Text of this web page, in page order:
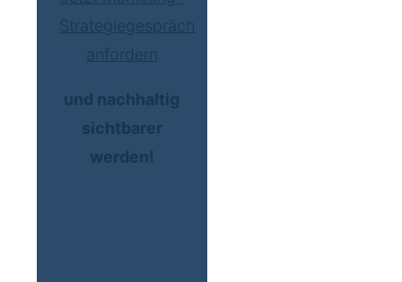
Strategiegespräch
anfordern
und nachhaltig
sichtbarer
werden!